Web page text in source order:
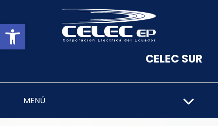
Abrir barra de herramientas
CELEC SUR
MENÚ